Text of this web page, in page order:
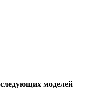
следующих моделей